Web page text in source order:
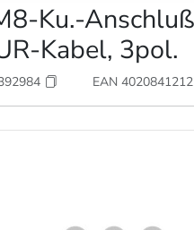
Ku.-
Kabel, 3pol.
EAN